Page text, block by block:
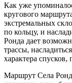
Как уже
кругового
экстремальных
по кольцу, и
Ронда дает
трассы,
характера
Маршрут Села